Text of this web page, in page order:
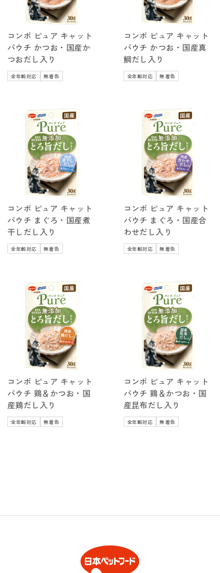
コンボ ピュア キャット
パウチ かつお・国産か
つおだし入り
全年齢対応 無着色
コンボ ピュア キャット
パウチ かつお・国産真
鯛だし入り
全年齢対応 無着色
コンボ ピュア キャット
パウチ まぐろ・国産煮
干しだし入り
全年齢対応 無着色
コンボ ピュア キャット
パウチ まぐろ・国産合
わせだし入り
全年齢対応 無着色
コンボ ピュア キャット
パウチ 鶏＆かつお・国
産鶏だし入り
全年齢対応 無着色
コンボ ピュア キャット
パウチ 鶏＆かつお・国
産昆布だし入り
全年齢対応 無着色